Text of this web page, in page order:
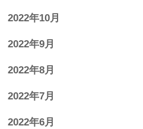
2022年10月
2022年9月
2022年8月
2022年7月
2022年6月